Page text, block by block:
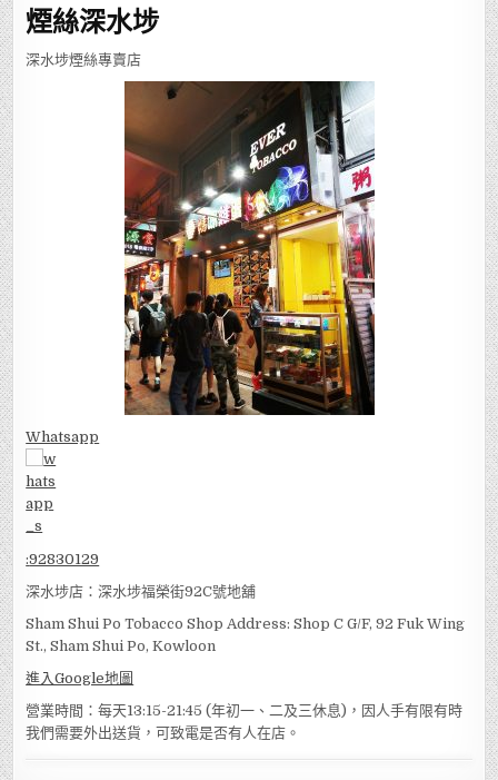
煙絲深水埗
深水埗煙絲專賣店
Whatsapp
:92830129
深水埗店：深水埗福榮街92C號地舖
Sham Shui Po Tobacco Shop Address: Shop C G/F, 92 Fuk Wing
St., Sham Shui Po, Kowloon
進入Google地圖
營業時間：每天13:15-21:45 (年初一、二及三休息)，因人手有限有時
我們需要外出送貨，可致電是否有人在店。